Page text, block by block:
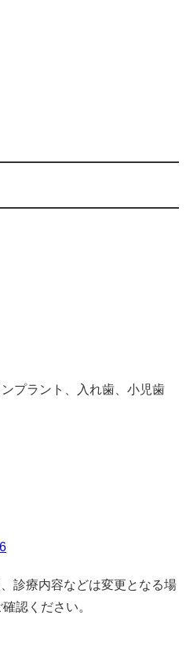
プラント、入れ歯、小児歯
診療内容などは変更となる場
認ください。